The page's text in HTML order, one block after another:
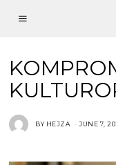
BY HEJZA JUNE 7,